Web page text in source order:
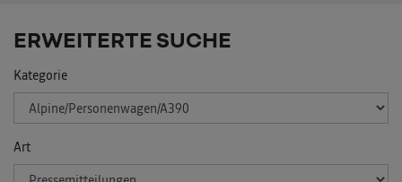
ERWEITERTE SUCHE
Kategorie
Art